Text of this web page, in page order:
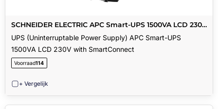
SCHNEIDER ELECTRIC APC Smart-UPS 1500VA LCD 230V
UPS (Uninterruptable Power Supply) APC Smart-UPS
1500VA LCD 230V with SmartConnect
Voorraad114
+ Vergelijk